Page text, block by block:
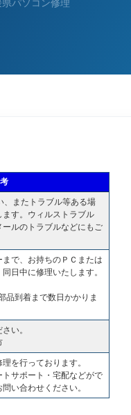
パソコン修理
、またトラブル等ある場
す。ウィルストラブル
ルのトラブルなどにもご
で、お持ちのＰＣまたは
日中に修理いたします。
品到着まで数日かかりま
い。
を行っております。
サポート・宅配などがで
い合わせください。